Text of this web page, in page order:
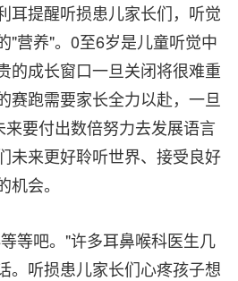
耳提醒听损患儿家长们，听觉
"营养"。0至6岁是儿童听觉中
的成长窗口一旦关闭将很难重
赛跑需要家长全力以赴，一旦
要付出数倍努力去发展语言
未来更好聆听世界、接受良好
会。
等吧。"许多耳鼻喉科医生几
。听损患儿家长们心疼孩子想